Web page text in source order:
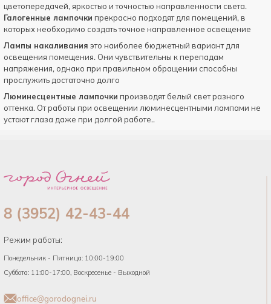
цветопередачей, яркостью и точностью направленности света.
Галогенные лампочки прекрасно подходят для помещений, в
которых необходимо создать точное направленное освещение
Лампы накаливания это наиболее бюджетный вариант для
освещения помещения. Они чувствительны к перепадам
напряжения, однако при правильном обращении способны
прослужить достаточно долго
Люминесцентные лампочки производят белый свет разного
оттенка. От работы при освещении люминесцентными лампами не
устают глаза даже при долгой работе..
8 (3952) 42-43-44
Режим работы:
Понедельник - Пятница: 10:00-19:00
Суббота: 11:00-17:00, Воскресенье - Выходной
office@gorodognei.ru